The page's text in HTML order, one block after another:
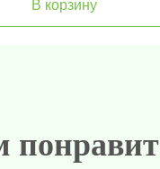
В корзину